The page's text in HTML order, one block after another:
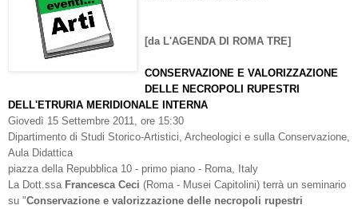
[da L'AGENDA DI ROMA TRE]
CONSERVAZIONE E VALORIZZAZIONE
DELLE NECROPOLI RUPESTRI
DELL'ETRURIA MERIDIONALE INTERNA
Giovedì 15 Settembre 2011, ore 15:30
Dipartimento di Studi Storico-Artistici, Archeologici e sulla Conservazione,
Aula Didattica
piazza della Repubblica 10 - primo piano - Roma, Italy
La Dott.ssa Francesca Ceci (Roma - Musei Capitolini) terrà un seminario
su "Conservazione e valorizzazione delle necropoli rupestri